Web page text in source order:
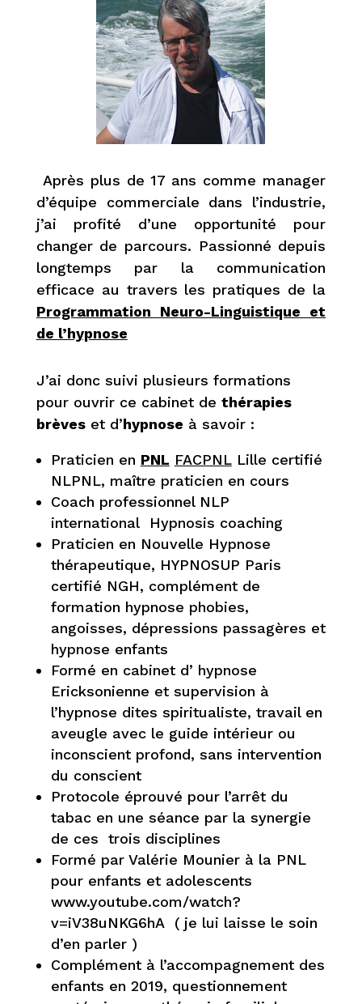
Après plus de 17 ans comme manager
d’équipe commerciale dans l’industrie,
j’ai profité d’une opportunité pour
changer de parcours. Passionné depuis
longtemps par la communication
efficace au travers les pratiques de la
Programmation Neuro-Linguistique et
de l’hypnose
J’ai donc suivi plusieurs formations
pour ouvrir ce cabinet de thérapies
brèveset d’hypnose à savoir :
Praticien en PNL FACPNLLille certifié
NLPNL, maître praticien en cours
Coach professionnel NLP
international Hypnosis coaching
Praticien en Nouvelle Hypnose
thérapeutique, HYPNOSUP Paris
certifié NGH, complément de
formation hypnose phobies,
angoisses, dépressions passagères et
hypnose enfants
Formé en cabinet d’ hypnose
Ericksonienne et supervision à
l’hypnose dites spiritualiste, travail en
aveugle avec le guide intérieur ou
inconscient profond, sans intervention
du conscient
Protocole éprouvé pour l’arrêt du
tabac en une séance par la synergie
de ces trois disciplines
Formé par Valérie Mounier à la PNL
pour enfants et adolescents
www.youtube.com/watch?
v=iV38uNKG6hA ( je lui laisse le soin
d’en parler )
Complément à l’accompagnement des
enfants en 2019, questionnement